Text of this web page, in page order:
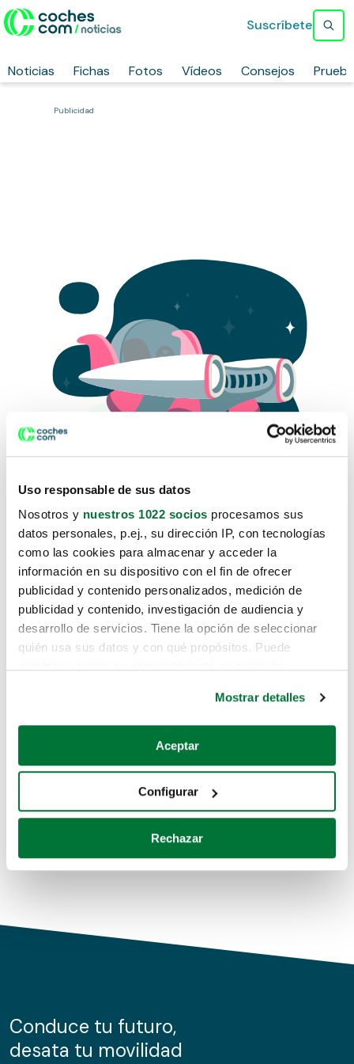
Uso responsable de sus datos
Nosotros y nuestros 1022 socios procesamos sus
datos personales, p.ej., su dirección IP, con tecnologías
como las cookies para almacenar y acceder la
información en su dispositivo con el fin de ofrecer
publicidad y contenido personalizados, medición de
publicidad y contenido, investigación de audiencia y
desarrollo de servicios. Tiene la opción de seleccionar
quién usa sus datos y con qué propósitos. Puede
Si lo permite, también quisiéramos:
Recopilar información sobre su ubicación geográfica
Identificar su dispositivo analizándolo activamente
para buscar características específicas (huellas
Obtenga más información sobre cómo se procesan sus
de cookies.
información sobre el uso que haga del sitio web con
nuestros partners de redes sociales, publicidad y análisis
Mostrar detalles
Aceptar
Configurar
Rechazar
Noticias Fichas Fotos Vídeos Consejos
Suscríbete
Publicidad
Lo sentimos, no sabemos como
te hemos traido hasta aquí.
Pero puedes encontrar el coche que estás
buscando en alguno de estos enlaces:
Coches de segunda mano
Coches de km0
Conduce tu futuro,
desata tu movilidad